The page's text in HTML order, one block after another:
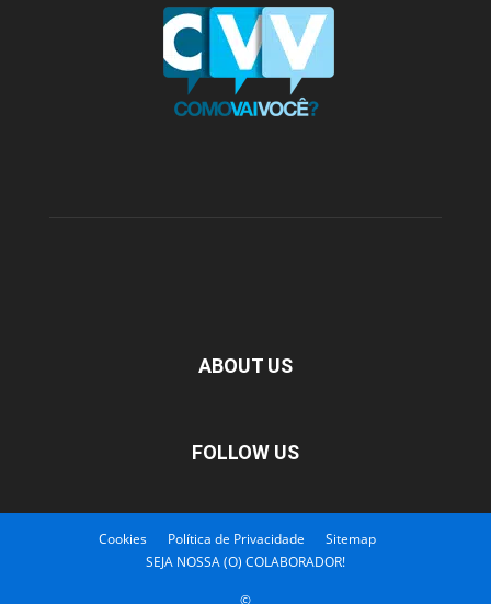
ABOUT US
FOLLOW US
Cookies Política de Privacidade
Sitemap
SEJA NOSSA (O) COLABORADOR!